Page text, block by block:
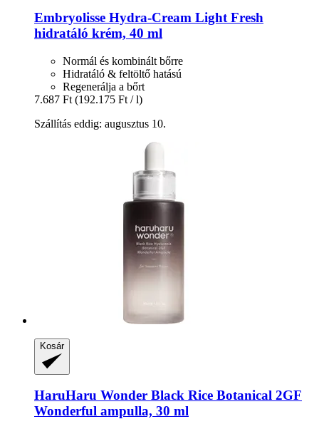
Embryolisse Hydra-​Cream Light Fresh
hidratáló krém, 40 ml
Normál és kombinált bőrre
Hidratáló & feltöltő hatású
Regenerálja a bőrt
7.687 Ft (192.175 Ft / l)
Szállítás eddig: augusztus 10.
Kosár
HaruHaru Wonder Black Rice Botanical 2GF
Wonderful ampulla, 30 ml